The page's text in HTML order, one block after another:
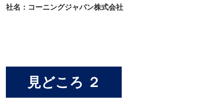
社名：コーニングジャパン株式会社
見どころ ２